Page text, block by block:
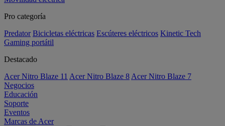
Pro categoría
Predator Bicicletas eléctricas Escúteres eléctricos Kinetic Tech
Gaming portátil
Destacado
Acer Nitro Blaze 11 Acer Nitro Blaze 8 Acer Nitro Blaze 7
Negocios
Educación
Soporte
Eventos
Marcas de Acer